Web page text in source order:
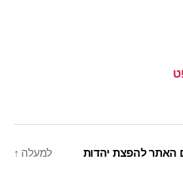
האתר להפצת יהדות
למעלה ↑